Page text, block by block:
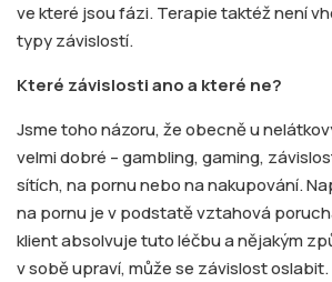
ve které jsou fázi. Terapie taktéž není
typy závislostí.
Které závislosti ano a které ne?
Jsme toho názoru, že obecně u
velmi dobré – gambling, gaming,
sítích, na pornu nebo na nakupování.
na pornu je v podstatě vztahová
klient absolvuje tuto léčbu a nějakým
v sobě upraví, může se závislost oslabit.